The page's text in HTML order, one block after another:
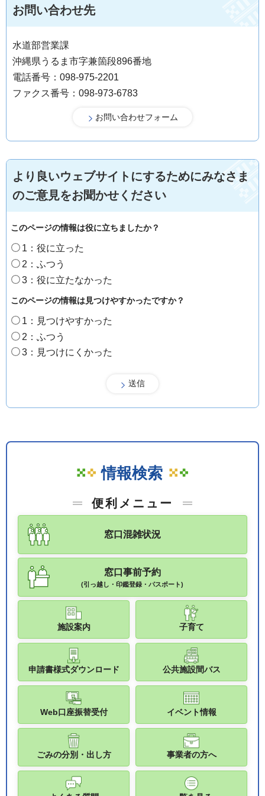
お問い合わせ先
水道部営業課
沖縄県うるま市字兼箇段896番地
電話番号：098-975-2201
ファクス番号：098-973-6783
より良いウェブサイトにするためにみなさま
のご意見をお聞かせください
このページの情報は役に立ちましたか？
1：役に立った
2：ふつう
3：役に立たなかった
このページの情報は見つけやすかったですか？
1：見つけやすかった
2：ふつう
3：見つけにくかった
情報検索
便利メニュー
窓口混雑状況
窓口事前予約
(引っ越し・印鑑登録・パスポート)
施設案内 子育て
申請書様式ダウンロード 公共施設間バス
Web口座振替受付 イベント情報
ごみの分別・出し方 事業者の方へ